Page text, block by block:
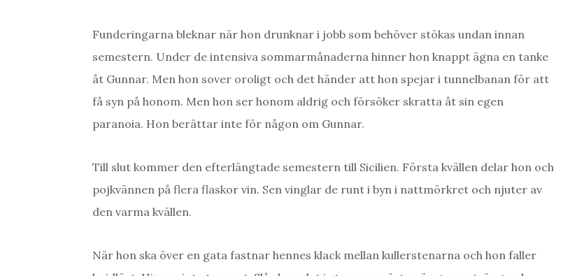
Funderingarna bleknar när hon drunknar i jobb som behöver stökas undan innan
semestern. Under de intensiva sommarmånaderna hinner hon knappt ägna en tanke
åt Gunnar. Men hon sover oroligt och det händer att hon spejar i tunnelbanan för att
få syn på honom. Men hon ser honom aldrig och försöker skratta åt sin egen
paranoia. Hon berättar inte för någon om Gunnar.
Till slut kommer den efterlängtade semestern till Sicilien. Första kvällen delar hon och
pojkvännen på flera flaskor vin. Sen vinglar de runt i byn i nattmörkret och njuter av
den varma kvällen.
När hon ska över en gata fastnar hennes klack mellan kullerstenarna och hon faller